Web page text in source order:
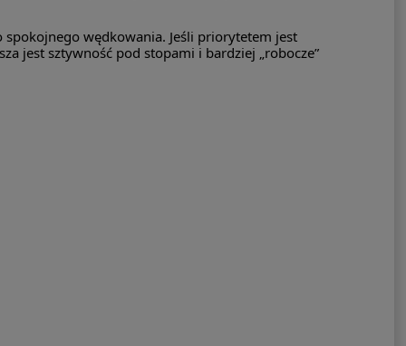
wędkowania. Jeśli priorytetem jest
jest sztywność pod stopami i bardziej „robocze”